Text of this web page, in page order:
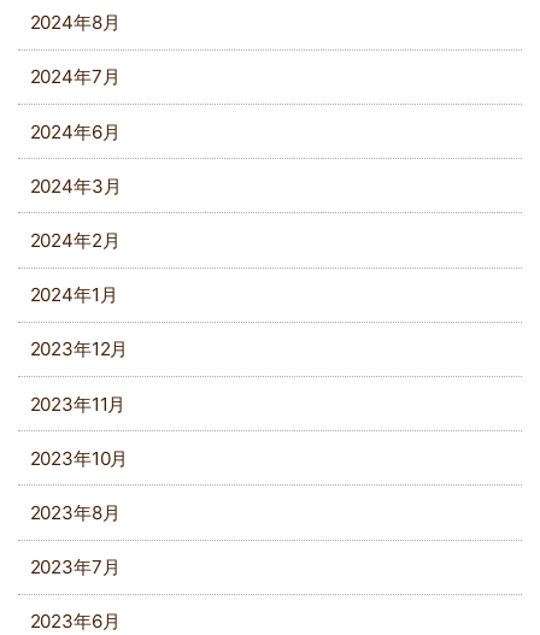
2024年8月
2024年7月
2024年6月
2024年3月
2024年2月
2024年1月
2023年12月
2023年11月
2023年10月
2023年8月
2023年7月
2023年6月